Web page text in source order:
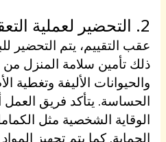
2. التحضير لعملية التعقيم
عقب التقييم، يتم التحضير
ذلك تأمين سلامة المنزل من
والحيوانات الأليفة وتغطية
الحساسة. يتأكد فريق العمل
الوقاية الشخصية مثل
الحماية. كما يتم تجهيز